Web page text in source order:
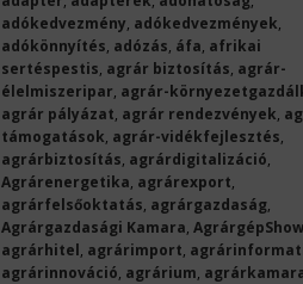
adókedvezmény, adókedvezmények,
adókönnyítés, adózás, áfa, afrikai
sertéspestis, agrár biztosítás, agrár-
élelmiszeripar, agrár-
agrár pályázat, agrár rendezvények,
támogatások, agrár-vidékfejlesztés,
agrárbiztosítás, agrárdigitalizáció,
Agrárenergetika, agrárexport,
agrárfelsőoktatás, agrárgazdaság,
Agrárgazdasági Kamara, AgrárgépShow
agrárhitel, agrárimport,
agrárinnováció, agrárium,